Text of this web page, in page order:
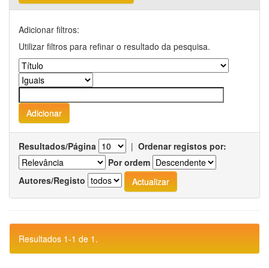
Adicionar filtros:
Utilizar filtros para refinar o resultado da pesquisa.
Resultados/Página | Ordenar registos por:
Por ordem
Autores/Registo
Resultados 1-1 de 1.